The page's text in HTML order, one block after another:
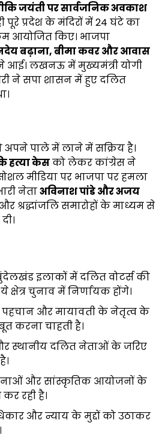
जयंती पर सार्वजनिक अवकाश
पूरे प्रदेश के मंदिरों में 24 घंटे का
आयोजित किए। भाजपा
बढ़ाना,बीमा कवर और आवास
लखनऊ में मुख्यमंत्री योगी
ने सपा शासन में हुए दलित
अपने पाले में लाने में सक्रिय है।
हत्या केसको लेकर कांग्रेस ने
मीडिया पर भाजपा पर हमला
नेताअविनाश पांडे और अजय
श्रद्धांजलि समारोहों के माध्यम से
इलाकों में दलित वोटर्स की
क्षेत्र चुनाव में निर्णायक होंगे।
पहचान और मायावती के नेतृत्व के
करना चाहती है।
स्थानीय दलित नेताओं के जरिए
और सांस्कृतिक आयोजनों के
रही है।
और न्याय के मुद्दों को उठाकर